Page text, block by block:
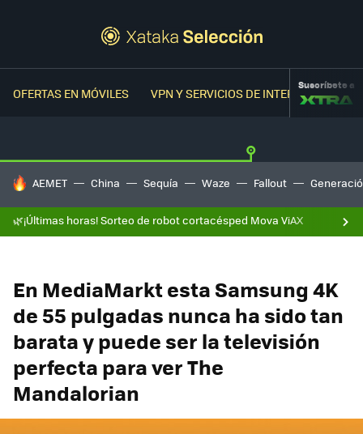
OFERTAS EN MÓVILES VPN Y SERVICIOS DE INTERNETSuscríbete a
HOY SE HABLA DE
AEMET China Sequía Waze Fallout
🌿¡Últimas horas! Sorteo de robot cortacésped Mova ViAX
En MediaMarkt esta Samsung 4K
de 55 pulgadas nunca ha sido tan
barata y puede ser la televisión
perfecta para ver The
Mandalorian